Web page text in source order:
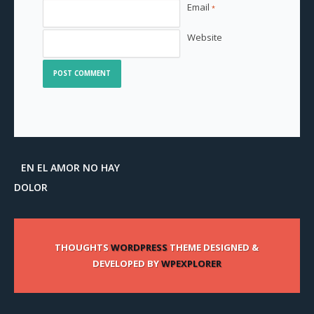
Email *
Website
EN EL AMOR NO HAY
DOLOR
THOUGHTSWORDPRESS THEME DESIGNED &
DEVELOPED BYWPEXPLORER